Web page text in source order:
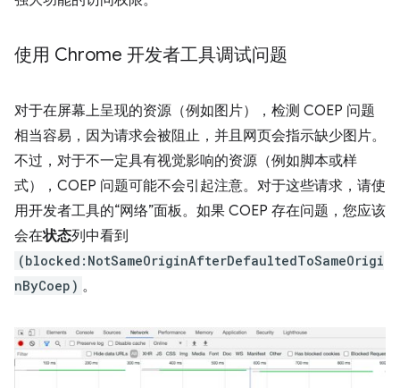
使用 Chrome 开发者工具调试问题
对于在屏幕上呈现的资源（例如图片），检测 COEP 问题
相当容易，因为请求会被阻止，并且网页会指示缺少图片。
不过，对于不一定具有视觉影响的资源（例如脚本或样
式），COEP 问题可能不会引起注意。对于这些请求，请使
用开发者工具的“网络”面板。如果 COEP 存在问题，您应该
会在状态列中看到
(blocked:NotSameOriginAfterDefaultedToSameOrigi
nByCoep) 。